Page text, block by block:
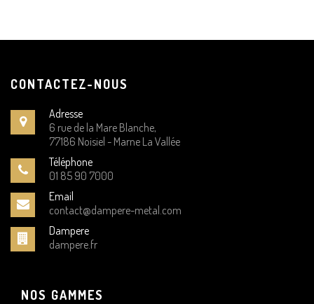
CONTACTEZ-NOUS
Adresse
6 rue de la Mare Blanche,
77186 Noisiel - Marne La Vallée
Téléphone
01 85 90 7000
Email
contact@dampere-metal.com
Dampere
dampere.fr
NOS GAMMES